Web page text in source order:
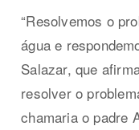
“Resolvemos o
água e
Salazar, que
resolver o
chamaria o padre